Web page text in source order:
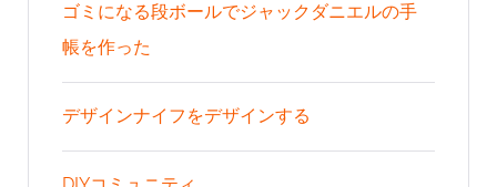
ゴミになる段ボールでジャックダニエルの手
帳を作った
デザインナイフをデザインする